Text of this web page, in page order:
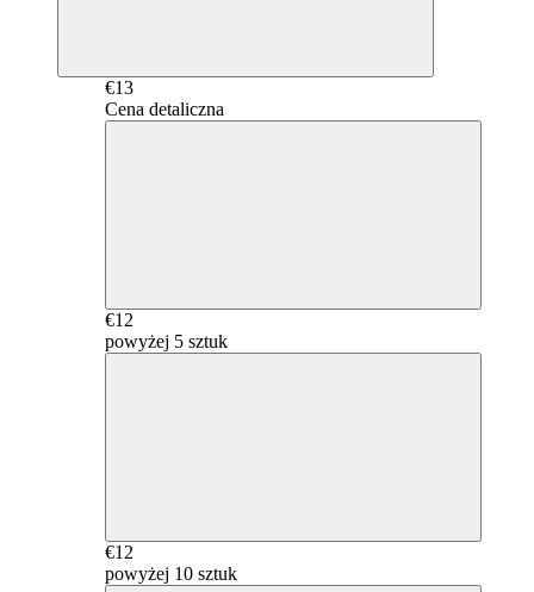
€13
Cena detaliczna
€12
powyżej 5 sztuk
€12
powyżej 10 sztuk